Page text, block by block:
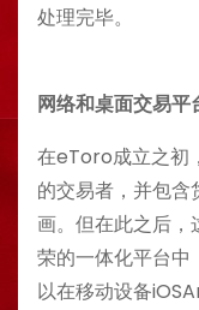
处理完毕。
网络和桌面交易平
在eToro成立之初
的交易者，并包
画。但在此之后，
荣的一体化平台中
以在移动设备